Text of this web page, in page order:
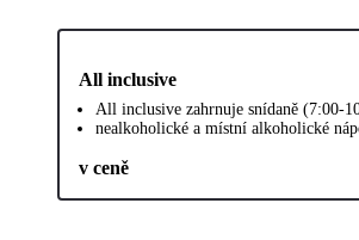
All inclusive
All inclusive zahrnuje snídaně (7:00-
nealkoholické a místní alkoholické
v ceně